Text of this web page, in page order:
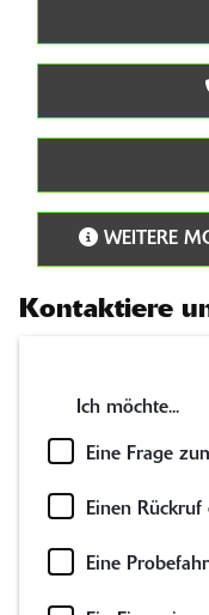
WEITERE
Kontaktiere
Ich möchte...
Eine Frage
Einen
Eine